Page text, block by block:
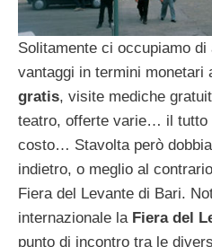
Solitamente ci occupiamo
vantaggi in termini monetari
gratis, visite mediche
teatro, offerte varie… il tutto
costo… Stavolta però
indietro, o meglio al
Fiera del Levante di Bari.
internazionale la Fiera del
punto di incontro tra le